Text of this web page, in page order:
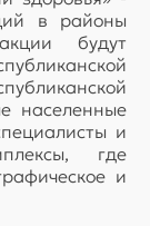
в районы
будут
населенные
и
где
и